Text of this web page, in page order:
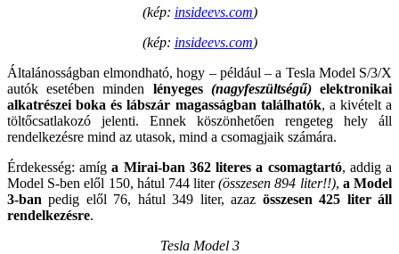
(kép: insideevs.com)
(kép: insideevs.com)
Általánosságban elmondható, hogy – például – a Tesla Model S/3/X
autók esetében minden lényeges (nagyfeszültségű)elektronikai
alkatrészei boka és lábszár magasságban találhatók, a kivételt a
töltőcsatlakozó jelenti. Ennek köszönhetően rengeteg hely áll
rendelkezésre mind az utasok, mind a csomagjaik számára.
Érdekesség: amíga Mirai-ban 362 literes a csomagtartó, addig a
Model S-ben elől 150, hátul 744 liter(összesen 894 liter!!), a Model
3-ban pedig elől 76, hátul 349 liter, azaz összesen 425 liter áll
rendelkezésre.
Tesla Model 3